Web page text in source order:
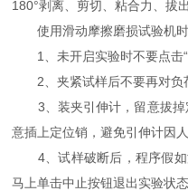
180°剥离、剪切、粘合力、拔
使用滑动摩擦磨损试验机时
1、未开启实验时不要点击“
2、夹紧试样后不要再对负荷
3、装夹引伸计，留意拔掉
意插上定位销，避免引伸计因
4、试样破断后，程序假如
马上单击中止按钮退出实验状态